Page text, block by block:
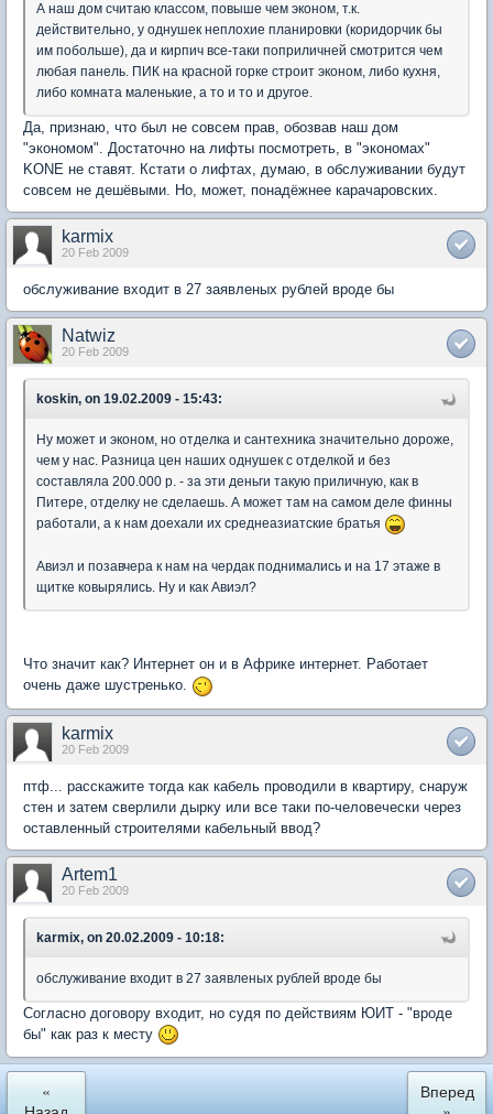
А наш дом считаю классом, повыше чем эконом, т.к.
действительно, у однушек неплохие планировки (коридорчик бы
им побольше), да и кирпич все-таки поприличней смотрится чем
любая панель. ПИК на красной горке строит эконом, либо кухня,
либо комната маленькие, а то и то и другое.
Да, признаю, что был не совсем прав, обозвав наш дом
"экономом". Достаточно на лифты посмотреть, в "экономах"
KONE не ставят. Кстати о лифтах, думаю, в обслуживании будут
совсем не дешёвыми. Но, может, понадёжнее карачаровских.
karmix
20 Feb 2009
обслуживание входит в 27 заявленых рублей вроде бы
Natwiz
20 Feb 2009
koskin, on 19.02.2009 - 15:43:
Ну может и эконом, но отделка и сантехника значительно дороже,
чем у нас. Разница цен наших однушек с отделкой и без
составляла 200.000 р. - за эти деньги такую приличную, как в
Питере, отделку не сделаешь. А может там на самом деле финны
работали, а к нам доехали их среднеазиатские братья
Авиэл и позавчера к нам на чердак поднимались и на 17 этаже в
щитке ковырялись. Ну и как Авиэл?
Что значит как? Интернет он и в Африке интернет. Работает
очень даже шустренько.
karmix
20 Feb 2009
птф... расскажите тогда как кабель проводили в квартиру, снаруж
стен и затем сверлили дырку или все таки по-человечески через
оставленный строителями кабельный ввод?
Artem1
20 Feb 2009
karmix, on 20.02.2009 - 10:18:
обслуживание входит в 27 заявленых рублей вроде бы
Согласно договору входит, но судя по действиям ЮИТ - "вроде
бы" как раз к месту
«
Вперед